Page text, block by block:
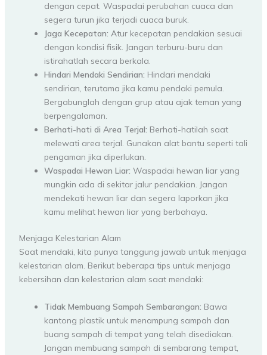
dengan cepat. Waspadai perubahan cuaca dan
segera turun jika terjadi cuaca buruk.
Jaga Kecepatan: Atur kecepatan pendakian sesuai
dengan kondisi fisik. Jangan terburu-buru dan
istirahatlah secara berkala.
Hindari Mendaki Sendirian: Hindari mendaki
sendirian, terutama jika kamu pendaki pemula.
Bergabunglah dengan grup atau ajak teman yang
berpengalaman.
Berhati-hati di Area Terjal: Berhati-hatilah saat
melewati area terjal. Gunakan alat bantu seperti tali
pengaman jika diperlukan.
Waspadai Hewan Liar: Waspadai hewan liar yang
mungkin ada di sekitar jalur pendakian. Jangan
mendekati hewan liar dan segera laporkan jika
kamu melihat hewan liar yang berbahaya.
Menjaga Kelestarian Alam
Saat mendaki, kita punya tanggung jawab untuk menjaga
kelestarian alam. Berikut beberapa tips untuk menjaga
kebersihan dan kelestarian alam saat mendaki:
Tidak Membuang Sampah Sembarangan: Bawa
kantong plastik untuk menampung sampah dan
buang sampah di tempat yang telah disediakan.
Jangan membuang sampah di sembarang tempat,